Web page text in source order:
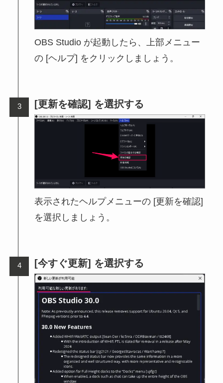
OBS Studio が起動したら、上部メニュー
の [ヘルプ] をクリックしましょう。
[更新を確認] を選択する
表示されたヘルプメニューの [更新を確認]
を選択しましょう。
[今すぐ更新] を選択する